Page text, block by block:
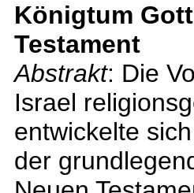
Königtum
Testament
Abstrakt: Die
Israel
entwickelte
der